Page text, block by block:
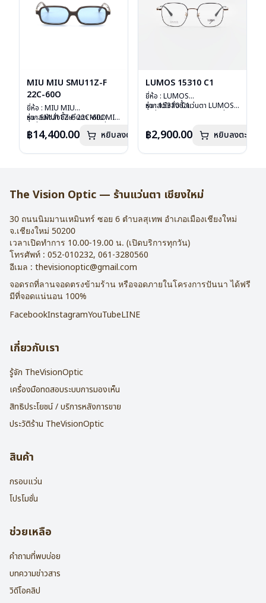
MIU MIU SMU11Z-F
22C-60O
ยี่ห้อ : MIU MIU
รุ่น : SMU11Z-F 22C-60O
เลนส์ : กันแดดสีฟ้า
น้ำหนัก : 24 กรัม
หากสนใจสั่งชื้อแว่นตา MIU MIU
ลงไว้กรุณาติดต่อเรา
คลิก
฿14,400.00 หยิบลงตะกร้า
LUMOS 15310 C1
ยี่ห้อ : LUMOS
รุ่น : 15310 C1
บานพับ : ไม่มีสปริง
อุปกรณ์ : กล่องแว่น , ผ้าเช็ดแว่น
หากสนใจสั่งชื้อแว่นตา LUMOS
฿2,900.00 หยิบลงตะกร้า
The Vision Optic — ร้านแว่นตา เชียงใหม่
30 ถนนนิมมานเหมินทร์ ซอย 6 ตำบลสุเทพ อำเภอเมืองเชียงใหม่
จ.เชียงใหม่ 50200
เวลาเปิดทำการ 10.00-19.00 น. (เปิดบริการทุกวัน)
โทรศัพท์ : 052-010232, 061-3280560
อีเมล : thevisionoptic@gmail.com
จอดรถที่ลานจอดตรงข้ามร้าน หรือจอดภายในโครงการปันนา ได้ฟรี
มีที่จอดแน่นอน 100%
FacebookInstagramYouTubeLINE
เกี่ยวกับเรา
รู้จัก TheVisionOptic
เครื่องมือทดสอบระบบการมองเห็น
สิทธิประโยชน์ / บริการหลังการขาย
ประวัติร้าน TheVisionOptic
สินค้า
กรอบแว่น
โปรโมชั่น
ช่วยเหลือ
คำถามที่พบบ่อย
บทความข่าวสาร
วิดีโอคลิป